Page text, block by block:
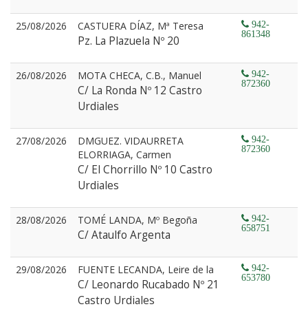
25/08/2026 CASTUERA DÍAZ, Mª Teresa
Pz. La Plazuela Nº 20
861348
26/08/2026 MOTA CHECA, C.B., Manuel
C/ La Ronda Nº 12 Castro
Urdiales
872360
27/08/2026
DMGUEZ. VIDAURRETA
ELORRIAGA, Carmen
C/ El Chorrillo Nº 10 Castro
Urdiales
872360
28/08/2026 TOMÉ LANDA, Mº Begoña
C/ Ataulfo Argenta
658751
29/08/2026 FUENTE LECANDA, Leire de la
C/ Leonardo Rucabado Nº 21
Castro Urdiales
653780